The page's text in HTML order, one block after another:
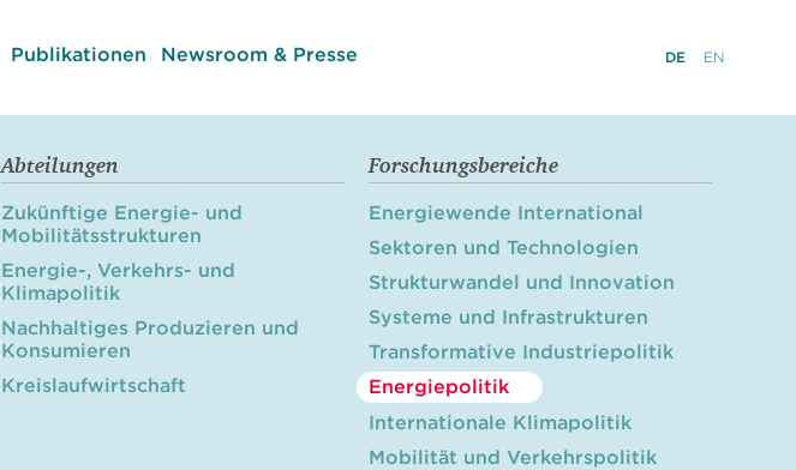
Publikationen Newsroom & Presse DE EN
Abteilungen
Zukünftige Energie- und
Mobilitätsstrukturen
Energie-, Verkehrs- und
Klimapolitik
Nachhaltiges Produzieren und
Konsumieren
Kreislaufwirtschaft
Forschungsbereiche
Energiewende International
Sektoren und Technologien
Strukturwandel und Innovation
Systeme und Infrastrukturen
Transformative Industriepolitik
Energiepolitik
Internationale Klimapolitik
Mobilität und Verkehrspolitik